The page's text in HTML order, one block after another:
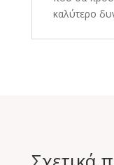
καλύτερο